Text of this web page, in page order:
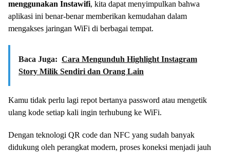
menggunakan Instawifi, kita dapat menyimpulkan bahwa
aplikasi ini benar-benar memberikan kemudahan dalam
mengakses jaringan WiFi di berbagai tempat.
Baca Juga: Cara Mengunduh Highlight Instagram
Story Milik Sendiri dan Orang Lain
Kamu tidak perlu lagi repot bertanya password atau mengetik
ulang kode setiap kali ingin terhubung ke WiFi.
Dengan teknologi QR code dan NFC yang sudah banyak
didukung oleh perangkat modern, proses koneksi menjadi jauh